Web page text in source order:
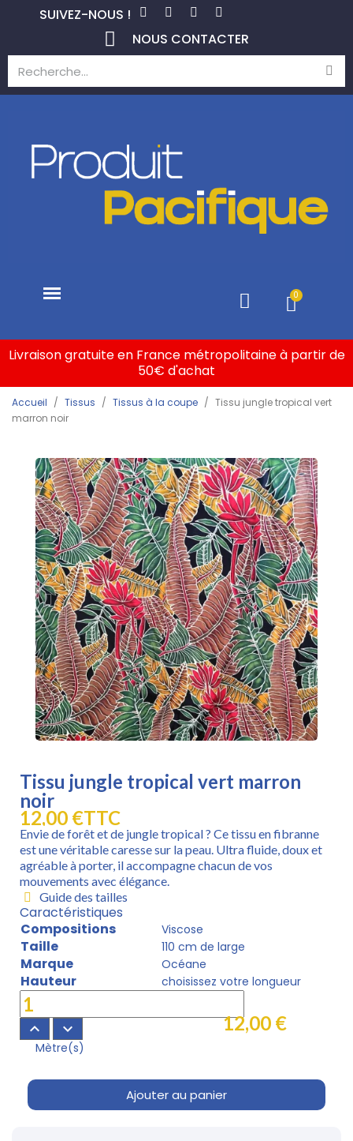
SUIVEZ-NOUS !
NOUS CONTACTER
Livraison gratuite en France métropolitaine à partir de
50€ d'achat
Accueil Tissus Tissus à la coupe
Tissu jungle tropical vert
marron noir
Tissu jungle tropical vert marron
noir
12,00 €TTC
Envie de forêt et de jungle tropical ? Ce tissu en fibranne
est une véritable caresse sur la peau. Ultra fluide, doux et
agréable à porter, il accompagne chacun de vos
mouvements avec élégance.
Guide des tailles
Caractéristiques
Compositions
Viscose
Taille 110 cm de large
Marque Océane
Hauteur choisissez votre longueur
keyboard_arrow_up keyboard_arrow_down
Mètre(s)
12,00 €
Ajouter au panier